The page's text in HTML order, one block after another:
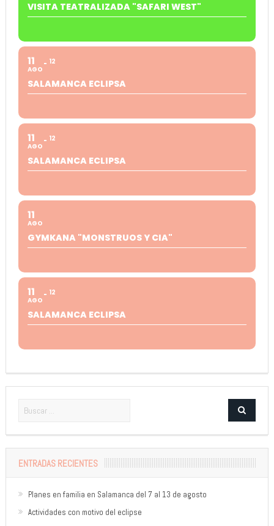
VISITA TEATRALIZADA "SAFARI WEST"
11
AGO
12
SALAMANCA ECLIPSA
11
AGO
12
SALAMANCA ECLIPSA
11
AGO
GYMKANA "MONSTRUOS Y CIA"
11
AGO
12
SALAMANCA ECLIPSA
ENTRADAS RECIENTES
Planes en familia en Salamanca del 7 al 13 de agosto
Actividades con motivo del eclipse